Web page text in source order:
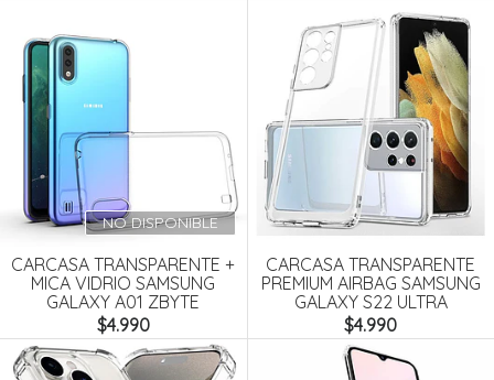
NO DISPONIBLE
CARCASA TRANSPARENTE +
MICA VIDRIO SAMSUNG
GALAXY A01 ZBYTE
$4.990
CARCASA TRANSPARENTE
PREMIUM AIRBAG SAMSUNG
GALAXY S22 ULTRA
$4.990